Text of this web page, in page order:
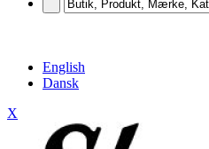
English
Dansk
X